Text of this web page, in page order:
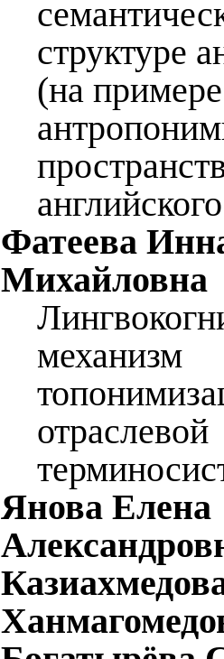
структуре
(на примере
Фатеева
Михайловна
механизм
отраслевой
Янова Елена